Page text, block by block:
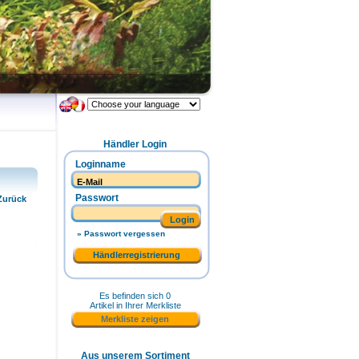
Händler Login
Loginname
Passwort
Login
» Passwort vergessen
Händlerregistrierung
Es befinden sich 0
Artikel in Ihrer Merkliste
Merkliste zeigen
Aus unserem Sortiment